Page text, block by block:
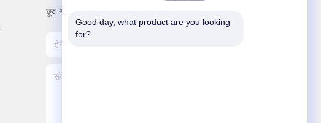
छूट और अधिक के लिए हमारे न्यूज़लेटर की सदस्यता लें।
Good day, what product are you looking
for?